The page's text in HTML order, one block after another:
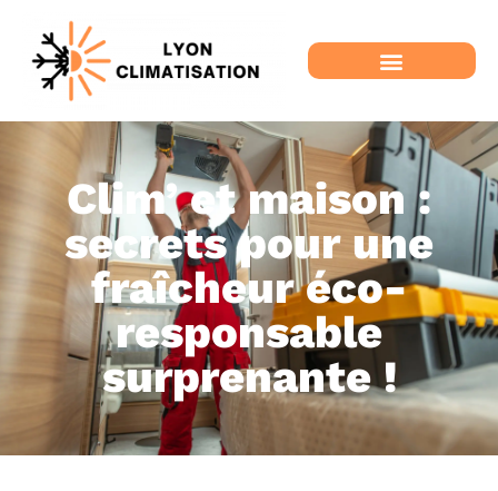
Clim’ et maison :
secrets pour une
fraîcheur éco-
responsable
surprenante !